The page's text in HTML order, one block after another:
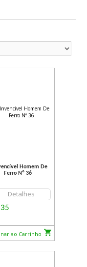
Homem De
Ferro Nº 36
Detalhes
ao Carrinho